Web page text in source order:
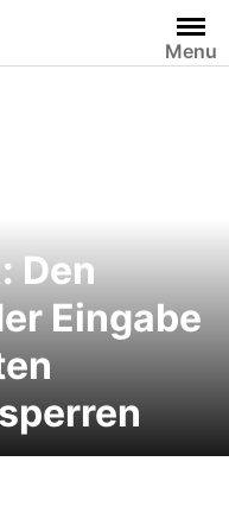
Menu
Den
Eingabe